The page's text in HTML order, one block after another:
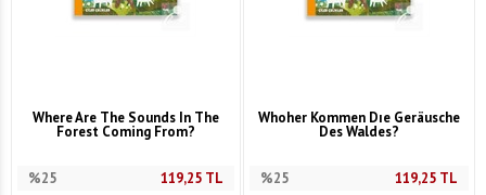
Where Are The Sounds In The
Forest Coming From?
%25 119,25TL
Whoher Kommen Dıe Geräusche
Des Waldes?
%25 119,25 TL